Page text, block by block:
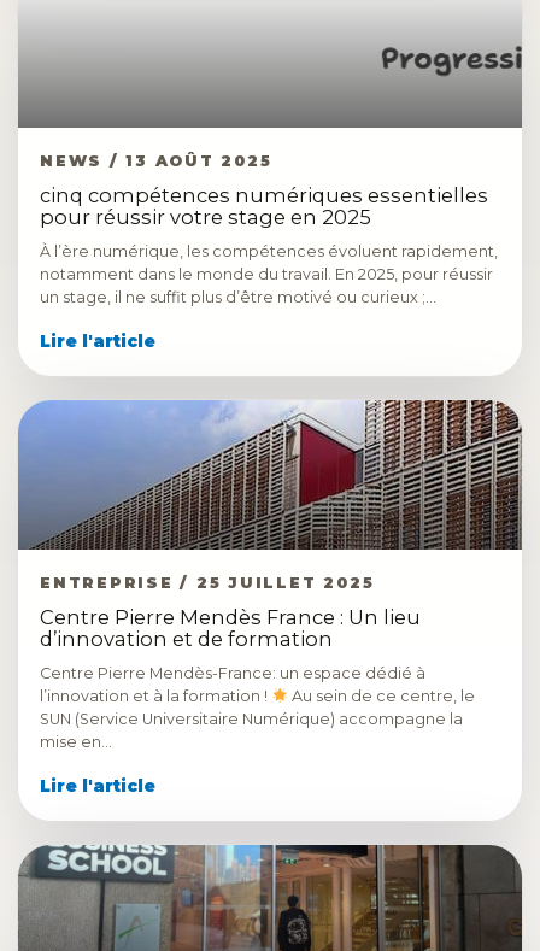
NEWS / 13 AOÛT 2025
cinq compétences numériques essentielles
pour réussir votre stage en 2025
À l’ère numérique, les compétences évoluent rapidement,
notamment dans le monde du travail. En 2025, pour réussir
un stage, il ne suffit plus d’être motivé ou curieux ;…
Lire l'article
ENTREPRISE / 25 JUILLET 2025
Centre Pierre Mendès France : Un lieu
d’innovation et de formation
Centre Pierre Mendès-France: un espace dédié à
l’innovation et à la formation !
Au sein de ce centre, le
SUN (Service Universitaire Numérique) accompagne la
mise en…
Lire l'article